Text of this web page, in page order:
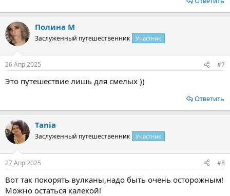
Полина М
Заслуженный путешественник Участник
26 Апр 2025 #7
Это путешествие лишь для смелых ))
Ответить
Tania
Заслуженный путешественник Участник
27 Апр 2025 #8
Вот так покорять вулканы,надо быть очень осторожным!
Можно остаться калекой!